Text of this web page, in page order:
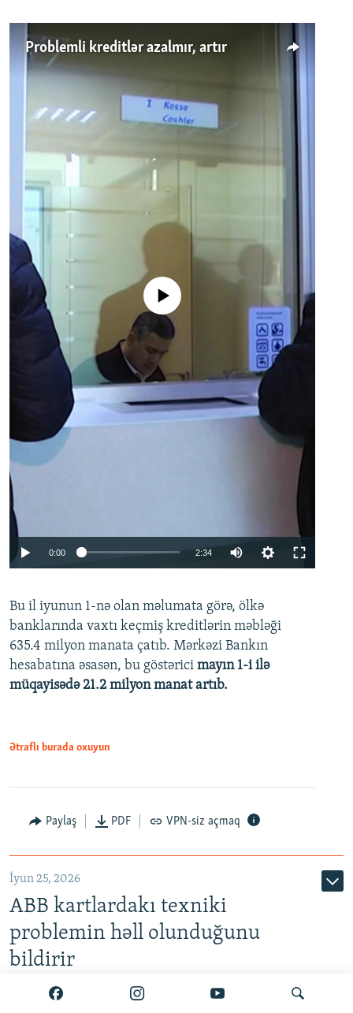
Problemli kreditlər azalmır, artır
Auto 240p 360p 480p
720p 1080p
No media source currently available
0:00 2:34
360p
480p
720p
Bu il iyunun 1-nə olan məlumata görə, ölkə
banklarında vaxtı keçmiş kreditlərin məbləği
635.4 milyon manata çatıb. Mərkəzi Bankın
hesabatına əsasən, bu göstərici mayın 1-i ilə
müqayisədə 21.2 milyon manat artıb.
Ətraflı burada oxuyun
Paylaş PDF VPN-siz açmaq
İyun 25, 2026
ABB kartlardakı texniki
problemin həll olunduğunu
bildirir